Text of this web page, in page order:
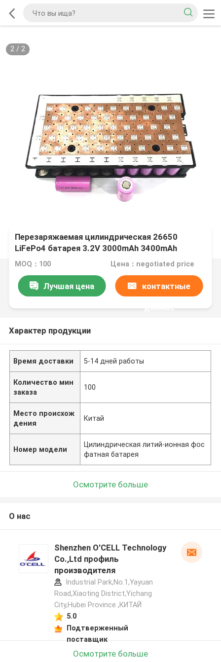
2/ 2
Перезаряжаемая цилиндрическая 26650
LiFePo4 батарея 3.2V 3000mAh 3400mAh
Литий-ионный литий 26650 батарея
MOQ：100 Цена：negotiated price
Лучшая цена контактные
данные
Характер продукции
Время доставки 5-14 дней работы
Количество мин
заказа
100
Место происхож
дения
Китай
Номер модели
Цилиндрическая литий-ионная фос
фатная батарея
Осмотрите больше
О нас
Shenzhen O'CELL Technology
Co.,Ltd профиль
производителя
Industrial Park,No.1,Yayuan
Road,Xiaoting District,Yichang
City,Hubei Province ,КИТАЙ
5.0
Подтверженный
поставщик
Осмотрите больше